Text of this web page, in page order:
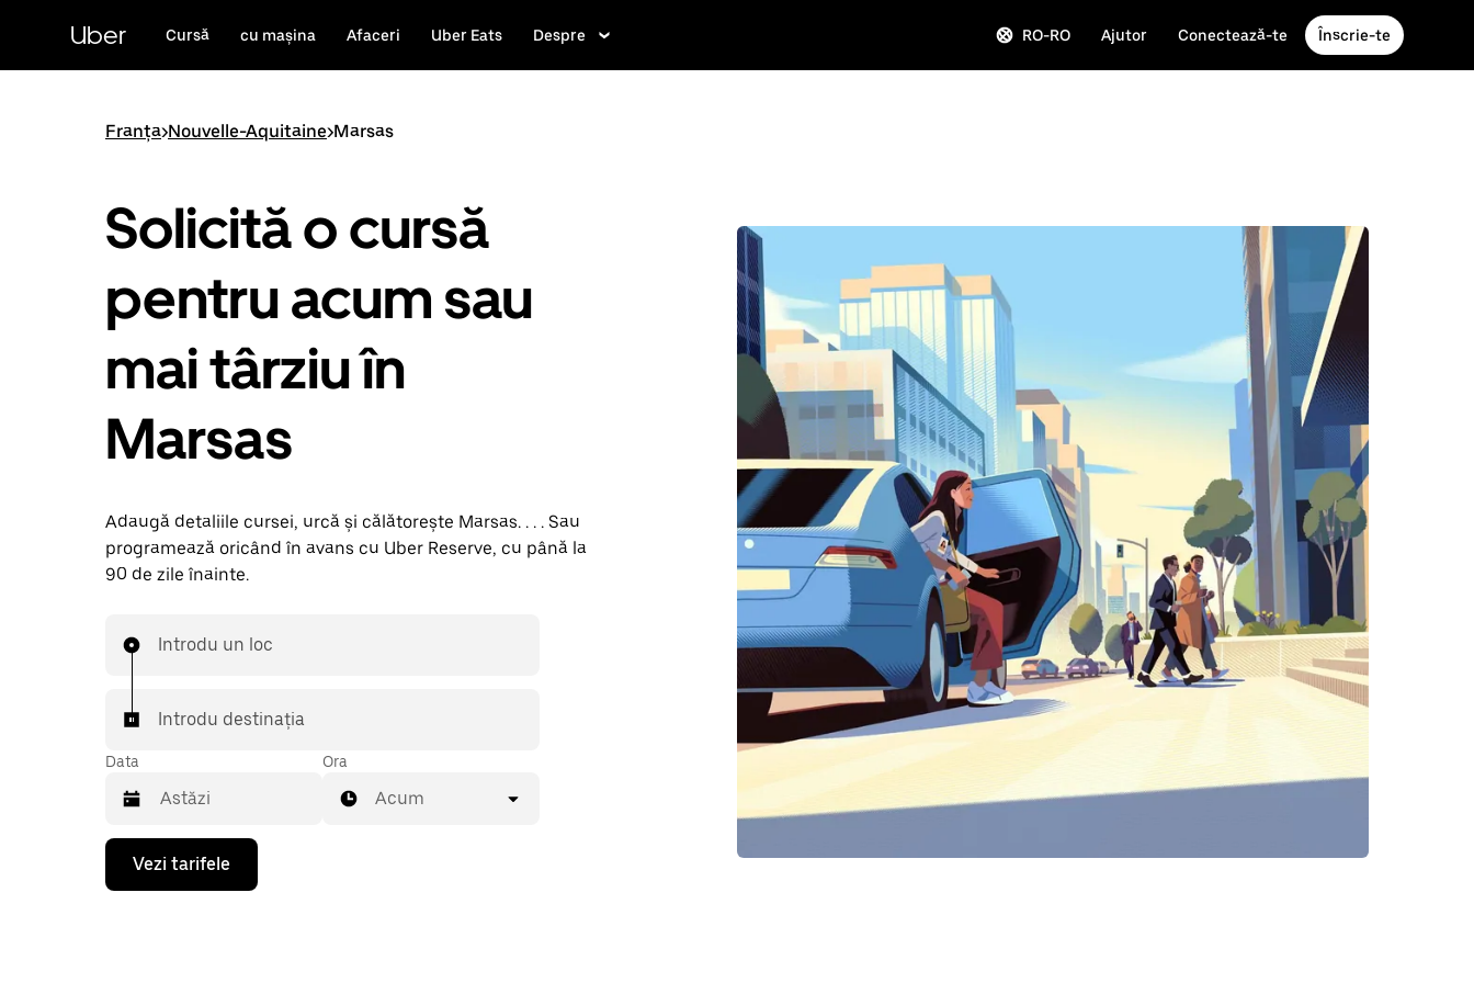
conținutul
principal
Uber Cursă cu mașina Afaceri Uber Eats Despre RO-RO Ajutor Conectează-te Înscrie-te
Franța>Nouvelle-Aquitaine>Marsas
Solicită o cursă
pentru acum sau
mai târziu în
Marsas
Adaugă detaliile cursei, urcă și călătorește Marsas. . . . Sau
programează oricând în avans cu Uber Reserve, cu până la
90 de zile înainte.
Introdu un loc
Introdu destinația
Data
Pentru
deschide
Ora
Acum
Vezi tarifele